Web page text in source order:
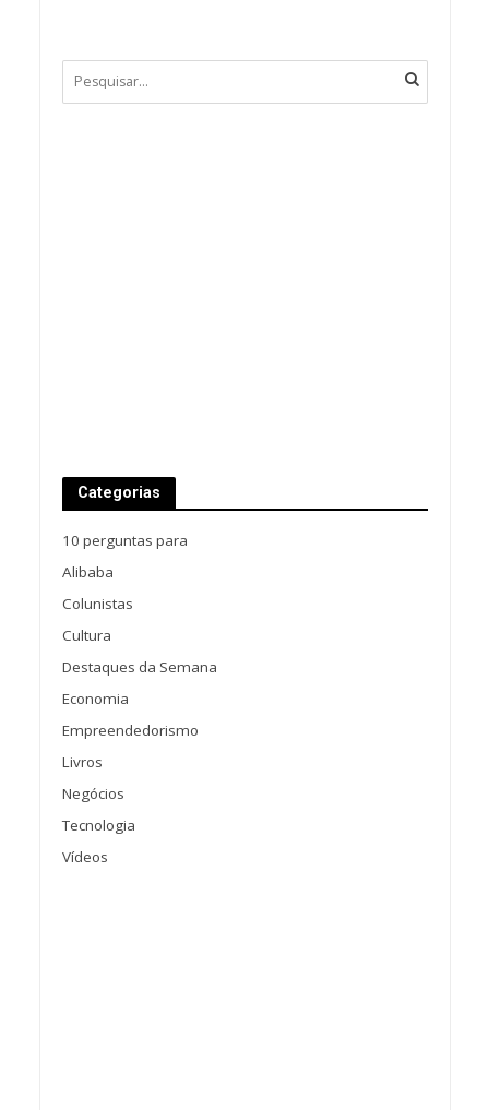
Categorias
10 perguntas para
Alibaba
Colunistas
Cultura
Destaques da Semana
Economia
Empreendedorismo
Livros
Negócios
Tecnologia
Vídeos